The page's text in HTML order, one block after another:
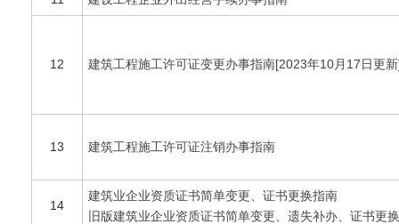
12 建筑工程施工许可证变更办事指南[2023年10月17日更
13 建筑工程施工许可证注销办事指南
14
建筑业企业资质证书简单变更、证书更换指南
旧版建筑业企业资质证书简单变更、遗失补办、证书更